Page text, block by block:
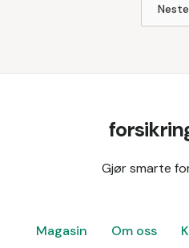
Neste
Gjør smarte
Magasin Om oss